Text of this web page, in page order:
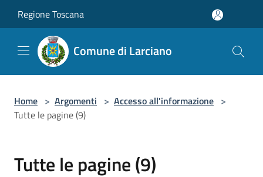
Regione Toscana
Comune di Larciano
Home > Argomenti > Accesso all'informazione >
Tutte le pagine (9)
Tutte le pagine (9)